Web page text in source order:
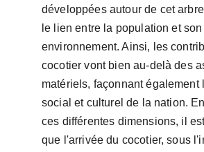
développées autour de cet
le lien entre la population et son
environnement. Ainsi, les
cocotier vont bien au-delà des
matériels, façonnant également
social et culturel de la nation.
ces différentes dimensions, il
que l'arrivée du cocotier, sous